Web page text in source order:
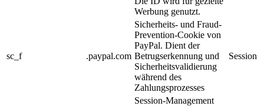
Werbung genutzt.
sc_f .paypal.com
Sicherheits- und Fraud-
Prevention-Cookie von
PayPal. Dient der
Betrugserkennung und
Sicherheitsvalidierung
während des
Zahlungsprozesses
Session
Session-Management